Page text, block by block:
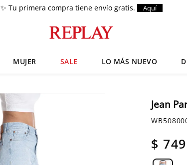
✨ Tu primera compra tiene envío gratis. Aquí
MUJER SALE LO MÁS NUEVO
Jean
$ 749
Zapatos
3. Anbass
Cargo